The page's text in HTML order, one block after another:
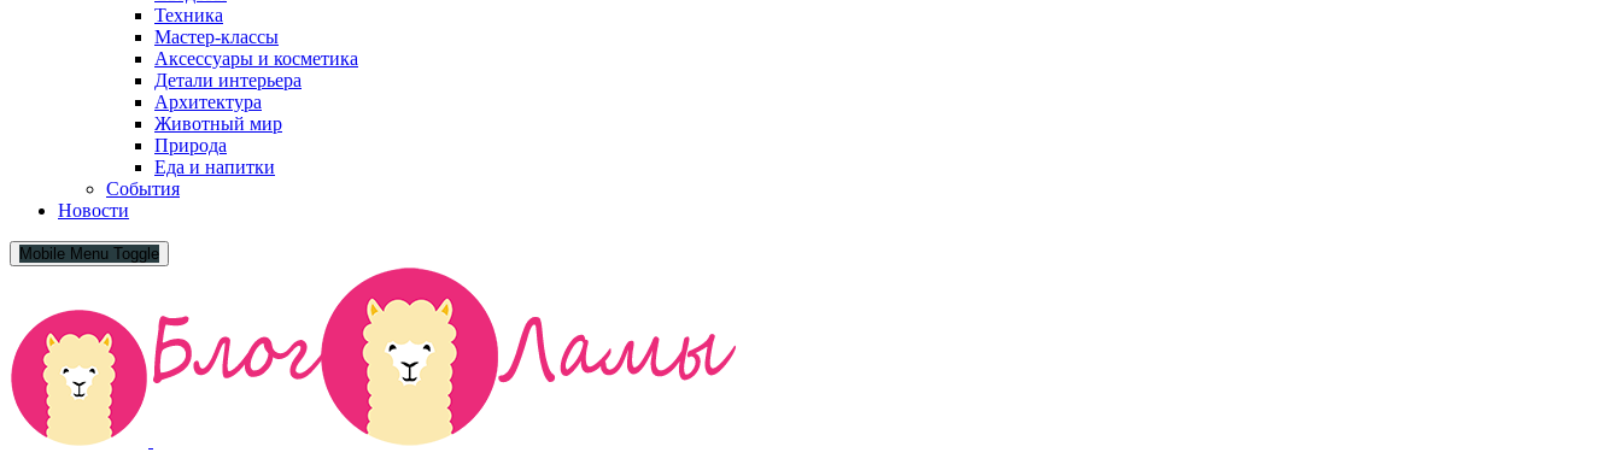
Техника
Мастер-классы
Аксессуары и косметика
Детали интерьера
Архитектура
Животный мир
Природа
Еда и напитки
События
Новости
Mobile Menu Toggle